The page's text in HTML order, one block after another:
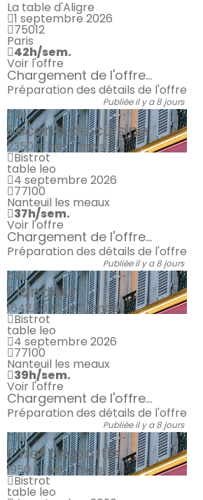
La table d'Aligre
1 septembre 2026
75012
Paris
42h/sem.
Voir l'offre
Chargement de l'offre...
Préparation des détails de l'offre
Publiée il y a 8 jours
CDI
Second de cuisine
2350 €net / mois
Bistrot
table leo
4 septembre 2026
77100
Nanteuil les meaux
37h/sem.
Voir l'offre
Chargement de l'offre...
Préparation des détails de l'offre
Publiée il y a 8 jours
CDI
Plongeur
1642.50 €net / mois
Bistrot
table leo
4 septembre 2026
77100
Nanteuil les meaux
39h/sem.
Voir l'offre
Chargement de l'offre...
Préparation des détails de l'offre
Publiée il y a 8 jours
CDI
Chef de partie
1950 €net / mois
Bistrot
table leo